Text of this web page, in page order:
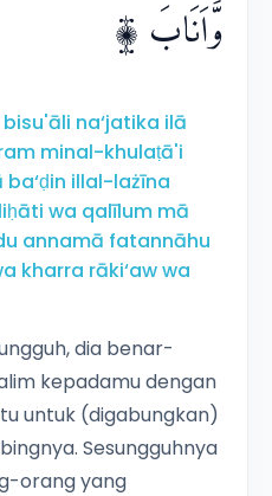
وَّاَنَابَ ۩
na‘jatika ilā
minal-khulaṭā'i
ba‘ḍin illal-lażīna
wa qalīlum mā
annamā fatannāhu
kharra rāki‘aw wa
dia benar-
kepadamu dengan
untuk (digabungkan)
Sesungguhnya
orang yang